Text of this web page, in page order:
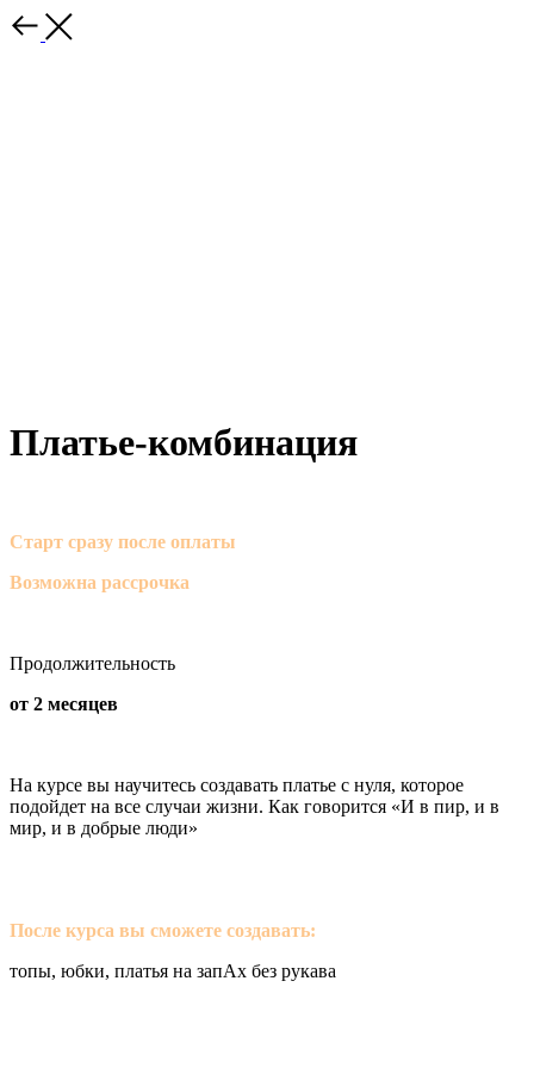
Платье-комбинация
Старт сразу после оплаты
Возможна рассрочка
Продолжительность
от 2 месяцев
На курсе вы научитесь создавать платье с нуля, которое
подойдет на все случаи жизни. Как говорится «И в пир, и в
мир, и в добрые люди»
После курса вы сможете создавать:
топы, юбки, платья на запАх без рукава